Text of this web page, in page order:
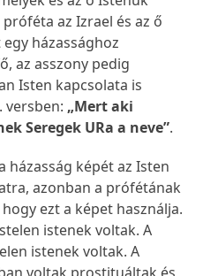
az Izrael és az ő
házassághoz
az asszony pedig
Isten kapcsolata is
versben: „Mert aki
Seregek URa a neve”.
házasság képét az Isten
azonban a prófétának
ezt a képet használja.
istenek voltak. A
istenek voltak. A